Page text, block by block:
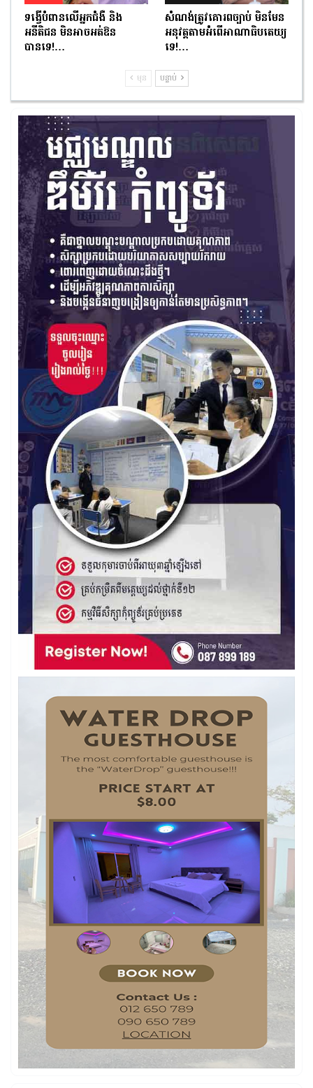
ទង្វើបំពានលើអ្នកជំងឺ និង
អនីតិជន មិនអាចអត់ឱន
បានទេ!…
សំណង់ត្រូវគោរពច្បាប់ មិនមែន
អនុវត្តតាមអំពើអាណាធិបតេយ្យ
ទេ!…
មុន បន្ទាប់